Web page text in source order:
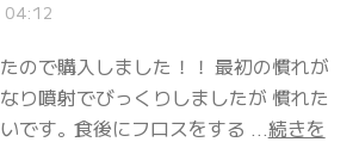
ので購入しました！！ 最初の慣れが
り噴射でびっくりしましたが 慣れた
です。食後にフロスをする ...続きを